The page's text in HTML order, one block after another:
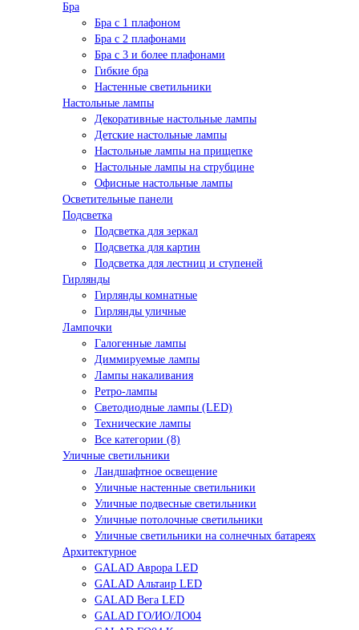
Бра
Бра с 1 плафоном
Бра с 2 плафонами
Бра с 3 и более плафонами
Гибкие бра
Настенные светильники
Настольные лампы
Декоративные настольные лампы
Детские настольные лампы
Настольные лампы на прищепке
Настольные лампы на струбцине
Офисные настольные лампы
Осветительные панели
Подсветка
Подсветка для зеркал
Подсветка для картин
Подсветка для лестниц и ступеней
Гирлянды
Гирлянды комнатные
Гирлянды уличные
Лампочки
Галогенные лампы
Диммируемые лампы
Лампы накаливания
Ретро-лампы
Светодиодные лампы (LED)
Технические лампы
Все категории (8)
Уличные светильники
Ландшафтное освещение
Уличные настенные светильники
Уличные подвесные светильники
Уличные потолочные светильники
Уличные светильники на солнечных батареях
Архитектурное
GALAD Аврора LED
GALAD Альтаир LED
GALAD Вега LED
GALAD ГО/ИО/ЛО04